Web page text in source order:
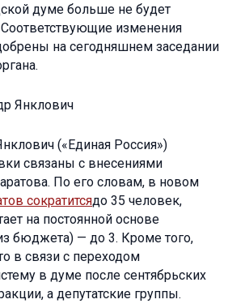
думе больше не будет
изменения
на сегодняшнем заседании
Янклович
(«Единая Россия»)
связаны с внесениями
По его словам, в новом
сократитсядо 35 человек,
на постоянной основе
бюджета) — до 3. Кроме того,
в связи с переходом
в думе после сентябрьских
а депутатские группы.